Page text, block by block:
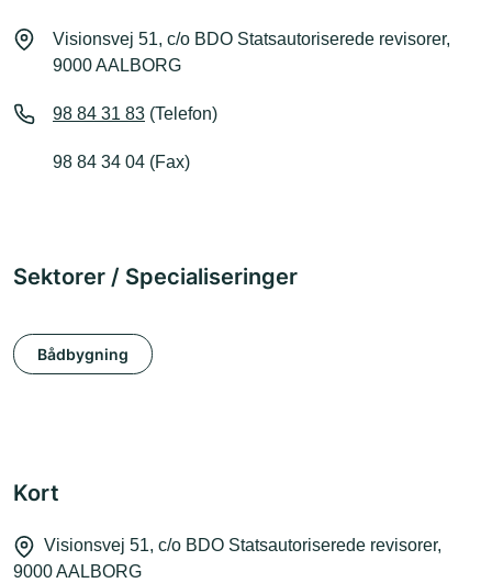
Visionsvej 51, c/o BDO Statsautoriserede revisorer,
9000 AALBORG
98 84 31 83 (Telefon)
98 84 34 04 (Fax)
Sektorer / Specialiseringer
Bådbygning
Kort
Visionsvej 51, c/o BDO Statsautoriserede revisorer,
9000 AALBORG